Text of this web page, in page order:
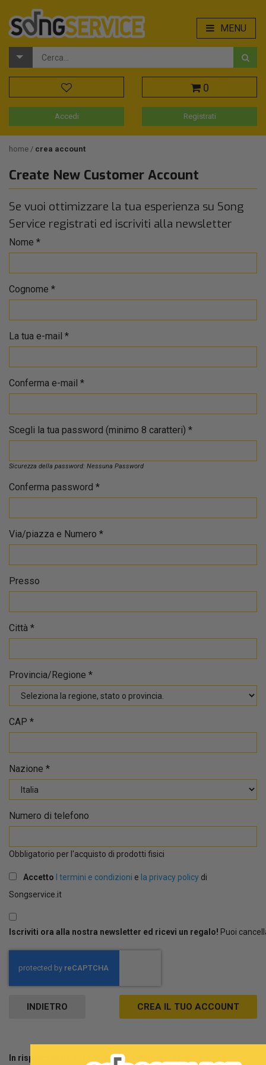
MENU
0
Accedi Registrati
home crea account
Create New Customer Account
Se vuoi ottimizzare la tua esperienza su Song
Service registrati ed iscriviti alla newsletter
Nome *
Cognome *
La tua e-mail *
Conferma e-mail *
Scegli la tua password (minimo 8 caratteri) *
Sicurezza della password: Nessuna Password
Conferma password *
Via/piazza e Numero *
Presso
Città *
Provincia/Regione *
CAP *
Nazione *
Numero di telefono
Obbligatorio per l'acquisto di prodotti fisici
Accetto I termini e condizioni e la privacy policy di
Songservice.it
Iscriviti ora alla nostra newsletter ed ricevi un regalo! Puoi
INDIETRO CREA IL TUO ACCOUNT
In rispetto delle normative di Copyright il servizio non è